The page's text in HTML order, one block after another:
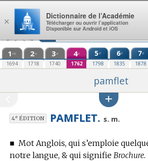
Aller au contenu
1 re
1694
2e
1718
3e
1740
4e
1762
5e
1798
6e
1835
7e
1878
pamflet
4eÉDITION PAMFLET. s. m.
■ Mot Anglois, qui s’emploie
notre langue, & qui signifie Brochure.
×
Dictionnaire de l’Académie
Télécharger ou ouvrir l’application
Disponible sur Android et iOS